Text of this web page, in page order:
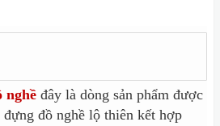
nghề đây là dòng sản phẩm được
đồ nghề lộ thiên kết hợp